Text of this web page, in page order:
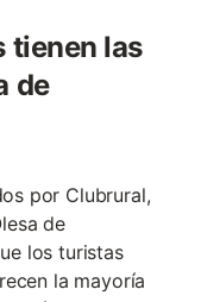
tienen las
de
por Clubrural,
de
los turistas
la mayoría